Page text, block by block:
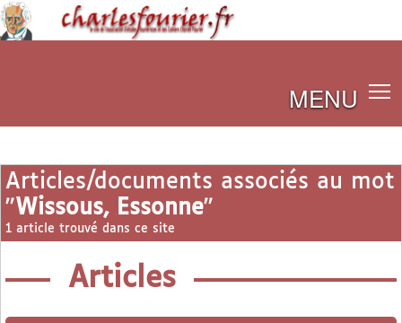
MENU
Articles/documents associés au mot
"Wissous, Essonne"
1 article trouvé dans ce site
Articles